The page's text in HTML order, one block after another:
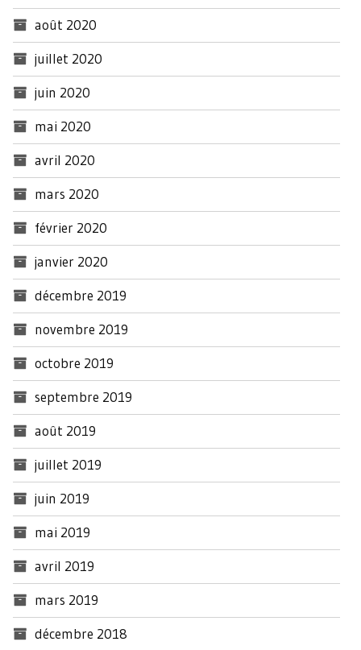
août 2020
juillet 2020
juin 2020
mai 2020
avril 2020
mars 2020
février 2020
janvier 2020
décembre 2019
novembre 2019
octobre 2019
septembre 2019
août 2019
juillet 2019
juin 2019
mai 2019
avril 2019
mars 2019
décembre 2018